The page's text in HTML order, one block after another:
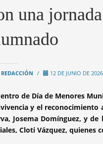
una
REDACCIÓN / 12 DE JUNIO DE 2026
de Día de Menores
y el reconocimiento
Josema Domínguez, y
Cloti Vázquez,